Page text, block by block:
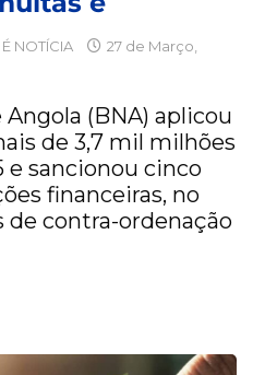
NOTÍCIA
27 de Março,
(BNA) aplicou
de 3,7 mil milhões
e sancionou cinco
financeiras, no
de contra-ordenação